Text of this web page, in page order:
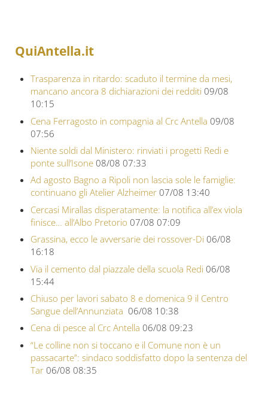
QuiAntella.it
Trasparenza in ritardo: scaduto il termine da mesi,
mancano ancora 8 dichiarazioni dei redditi 09/08
10:15
Cena Ferragosto in compagnia al Crc Antella 09/08
07:56
Niente soldi dal Ministero: rinviati i progetti Redi e
ponte sull’Isone 08/08 07:33
Ad agosto Bagno a Ripoli non lascia sole le famiglie:
continuano gli Atelier Alzheimer 07/08 13:40
Cercasi Mirallas disperatamente: la notifica all’ex viola
finisce… all’Albo Pretorio 07/08 07:09
Grassina, ecco le avversarie dei rossover-Di 06/08
16:18
Via il cemento dal piazzale della scuola Redi 06/08
15:44
Chiuso per lavori sabato 8 e domenica 9 il Centro
Sangue dell’Annunziata 06/08 10:38
Cena di pesce al Crc Antella 06/08 09:23
“Le colline non si toccano e il Comune non è un
passacarte”: sindaco soddisfatto dopo la sentenza del
Tar 06/08 08:35